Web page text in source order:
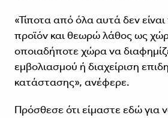
«Τίποτα από όλα αυτά δεν είναι
προϊόν και θεωρώ λάθος ως
οποιαδήποτε χώρα να
εμβολιασμού ή διαχείριση
κατάστασης», ανέφερε.
Πρόσθεσε ότι είμαστε εδώ για